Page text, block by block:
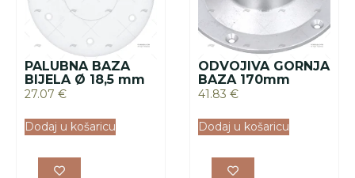
PALUBNA BAZA
BIJELA Ø 18,5 mm
27.07 €
Dodaj u košaricu
ODVOJIVA GORNJA
BAZA 170mm
41.83 €
Dodaj u košaricu